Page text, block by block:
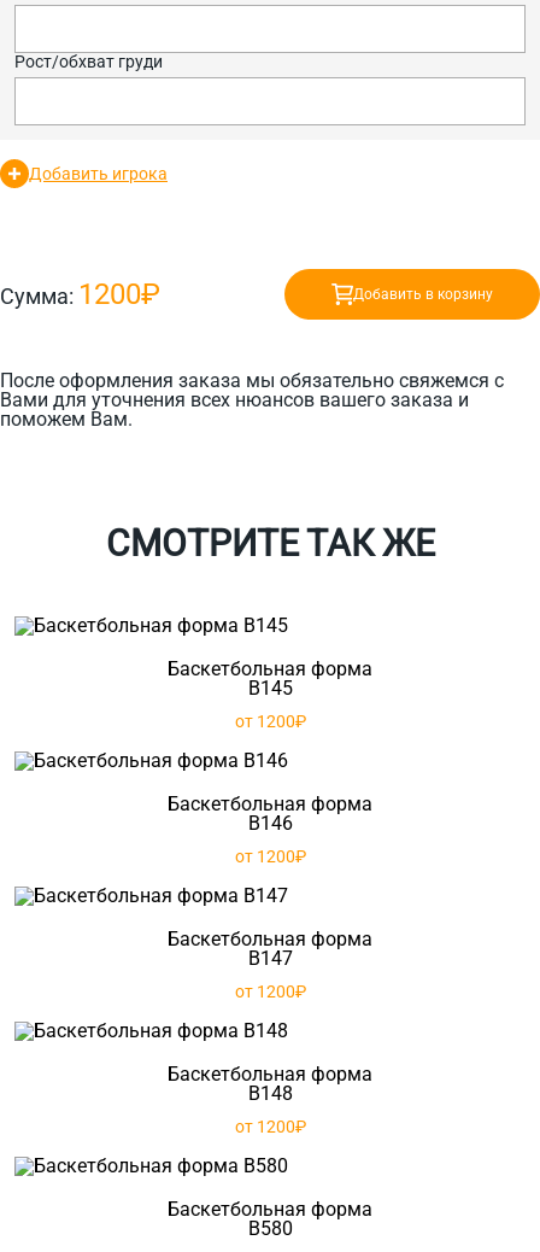
Рост/обхват груди
Добавить игрока
После оформления заказа мы обязательно свяжемся с
Вами для уточнения всех нюансов вашего заказа и
поможем Вам.
Сумма: 1200₽ Добавить в корзину
СМОТРИТЕ ТАК ЖЕ
Баскетбольная форма
B145
от 1200₽
Баскетбольная форма
B146
от 1200₽
Баскетбольная форма
B147
от 1200₽
Баскетбольная форма
B148
от 1200₽
Баскетбольная форма
B580